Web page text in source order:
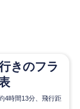
きのフラ
4時間13分、飛行距